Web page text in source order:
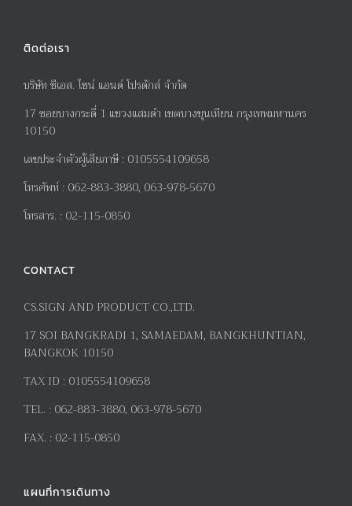
ติดต่อเรา
บริษัท ซีเอส. ไซน์ แอนด์ โปรดักส์ จำกัด
17ซอยบางกระดี่ 1 แขวงแสมดำ เขตบางขุนเทียน กรุงเทพมหานคร
10150
เลขประจำตัวผู้เสียภาษี : 0105554109658
โทรศัพท์ : 062-883-3880, 063-978-5670
โทรสาร. : 02-115-0850
CONTACT
CS.SIGN AND PRODUCT CO.,LTD.
17 SOI BANGKRADI 1, SAMAEDAM, BANGKHUNTIAN,
BANGKOK 10150
TAX ID : 0105554109658
TEL. : 062-883-3880, 063-978-5670
FAX. : 02-115-0850
แผนที่การเดินทาง